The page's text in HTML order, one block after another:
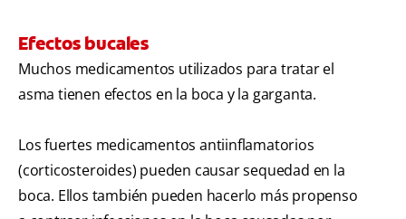
Efectos bucales
Muchos medicamentos utilizados para tratar el
asma tienen efectos en la boca y la garganta.
Los fuertes medicamentos antiinflamatorios
(corticosteroides) pueden causar sequedad en la
boca. Ellos también pueden hacerlo más propenso